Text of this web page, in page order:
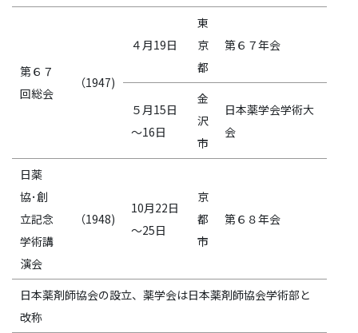
第６７
回総会
（1947)
４月19日
東
京
都
第６７年会
５月15日
～16日
金
沢
市
日本薬学会学術大
会
日薬
協･創
立記念
学術講
演会
（1948)
10月22日
～25日
京
都
市
第６８年会
日本薬剤師協会の設立、薬学会は日本薬剤師協会学術部と
改称